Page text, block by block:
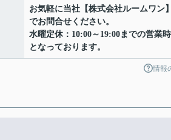
お気軽に当社【株式会社ルームワン
でお問合せください。
水曜定休：10:00～19:00までの営業
となっております。
情報